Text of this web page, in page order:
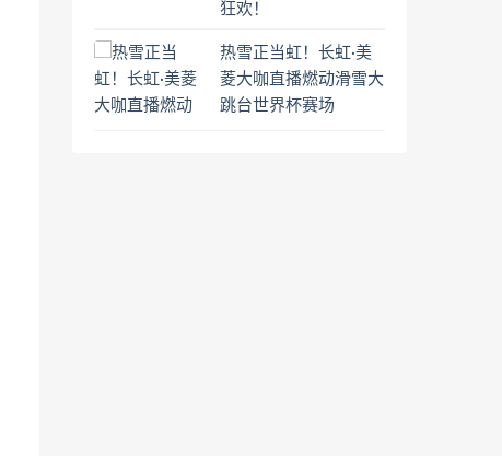
狂欢！
热雪正当虹！长虹·美
菱大咖直播燃动滑雪大
跳台世界杯赛场